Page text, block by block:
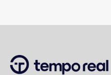
há quatro anos, passaram